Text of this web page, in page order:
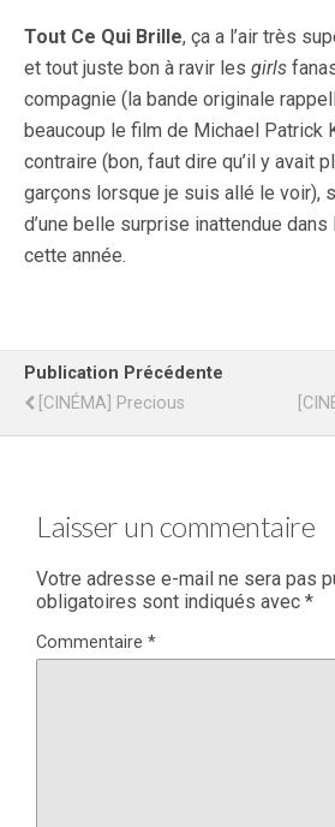
Tout Ce Qui Brille, ça a l’air très
et tout juste bon à ravir les girls
compagnie (la bande originale
beaucoup le film de Michael Patrick
contraire (bon, faut dire qu’il y avait
garçons lorsque je suis allé le voir),
d’une belle surprise inattendue
cette année.
Publication Précédente
[CINÉMA] Precious
Laisser un commentaire
Votre adresse e-mail ne sera pas
obligatoires sont indiqués avec *
Commentaire *